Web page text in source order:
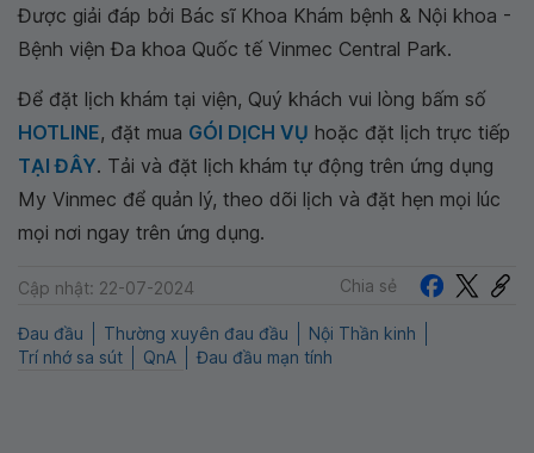
Được giải đáp bởi Bác sĩ Khoa Khám bệnh & Nội khoa -
Bệnh viện Đa khoa Quốc tế Vinmec Central Park.
Để đặt lịch khám tại viện, Quý khách vui lòng bấm số
HOTLINE, đặt mua GÓI DỊCH VỤ hoặc đặt lịch trực tiếp
TẠI ĐÂY. Tải và đặt lịch khám tự động trên ứng dụng
My Vinmec để quản lý, theo dõi lịch và đặt hẹn mọi lúc
mọi nơi ngay trên ứng dụng.
Cập nhật: 22-07-2024 Chia sẻ
Đau đầu Thường xuyên đau đầu
Nội Thần kinh
Trí nhớ sa sút
QnA Đau đầu mạn tính